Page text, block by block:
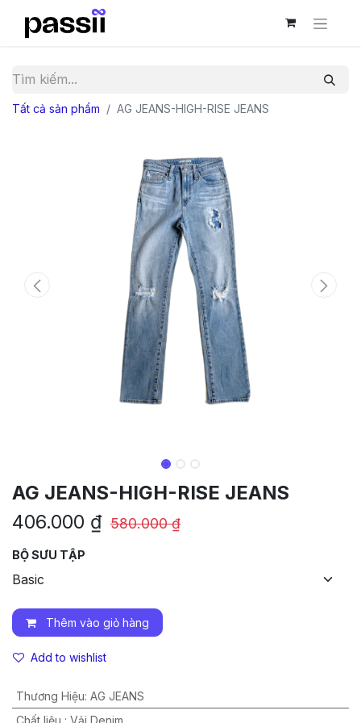
Tất cả sản phẩm AG JEANS-HIGH-RISE JEANS
AG JEANS-HIGH-RISE JEANS
406.000 ₫ 580.000₫
BỘ SƯU TẬP
Thêm vào giỏ hàng
Add to wishlist
Thương Hiệu: AG JEANS
Chất liệu : Vải Denim